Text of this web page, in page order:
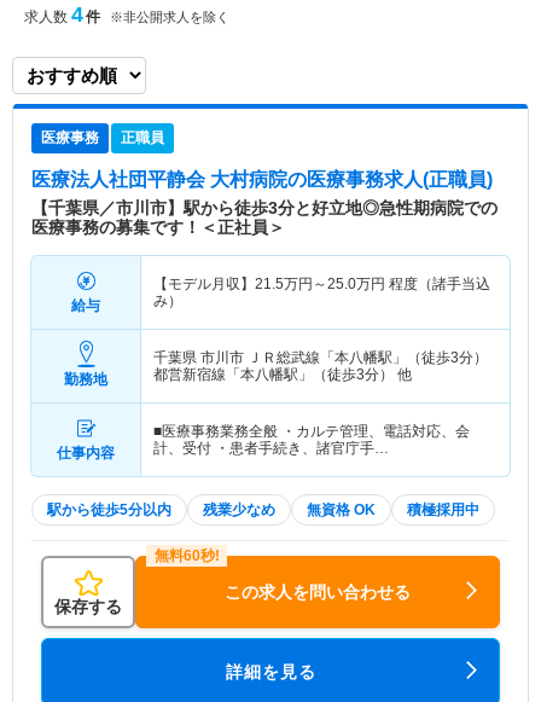
った高齢者への訪問診療・訪問介護まで、安心・信
健診センター 在宅医療部 【病床数】 75床 【関連
特色
千葉・市川市で50年以上地域に密着した医療を提
供している急性期病院です。複数の路線から徒歩5
分圏内でアクセスでき、通勤に非常に便利な立地で
す。 健診センターは2007年にリニューアルされ、
効率よくスムーズに健診が進むような動線を考えた
つくりとなっております。 日、祝がお休みですの
でプライベートとの両立もしやすい環境です。
求人数 4件 ※非公開求人を除く
医療事務 正職員
医療法人社団平静会 大村病院の医療事務求人(正職員)
【千葉県／市川市】駅から徒歩3分と好立地◎急性期病院での
医療事務の募集です！＜正社員＞
給与
【モデル月収】 21.5万円～25.0万円 程度（諸手当込
み）
勤務地
千葉県 市川市
ＪＲ総武線「本八幡駅」（徒歩3分）
都営新宿線「本八幡駅」（徒歩3分） 他
仕事内容
■医療事務業務全般 ・カルテ管理、電話対応、会
計、受付 ・患者手続き、諸官庁手…
駅から徒歩5分以内 残業少なめ 無資格 OK 積極採用中
保存する
この求人を問い合わせる
詳細を見る